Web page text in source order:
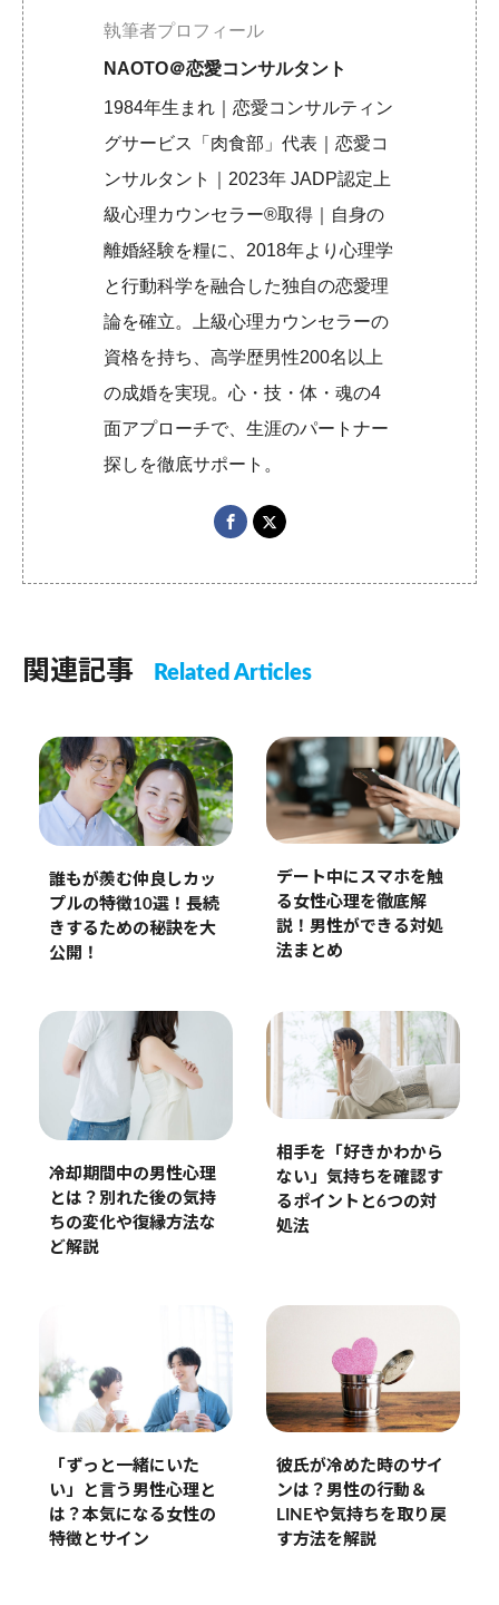
執筆者プロフィール
NAOTO＠恋愛コンサルタント
1984年生まれ｜恋愛コンサルティン
グサービス「肉食部」代表｜恋愛コ
ンサルタント｜2023年 JADP認定上
級心理カウンセラー®取得｜自身の
離婚経験を糧に、2018年より心理学
と行動科学を融合した独自の恋愛理
論を確立。上級心理カウンセラーの
資格を持ち、高学歴男性200名以上
の成婚を実現。心・技・体・魂の4
面アプローチで、生涯のパートナー
探しを徹底サポート。
関連記事 Related Articles
誰もが羨む仲良しカッ
プルの特徴10選！長続
きするための秘訣を大
公開！
デート中にスマホを触
る女性心理を徹底解
説！男性ができる対処
法まとめ
冷却期間中の男性心理
とは？別れた後の気持
ちの変化や復縁方法な
ど解説
相手を「好きかわから
ない」気持ちを確認す
るポイントと6つの対
処法
「ずっと一緒にいた
い」と言う男性心理と
は？本気になる女性の
特徴とサイン
彼氏が冷めた時のサイ
ンは？男性の行動＆
LINEや気持ちを取り戻
す方法を解説